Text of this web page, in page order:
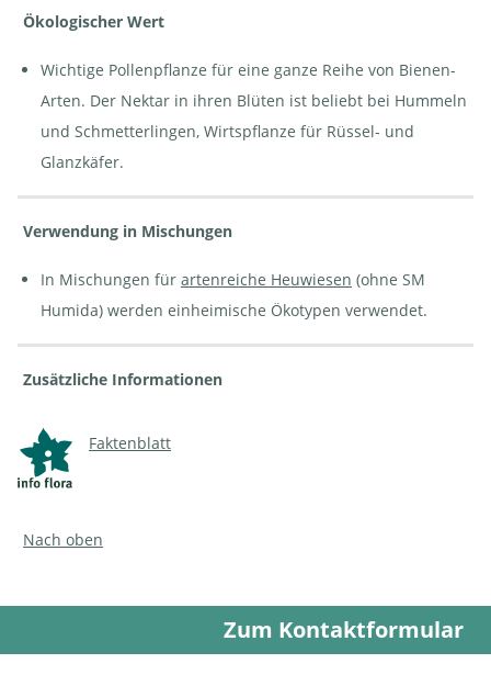
Ökologischer Wert
Wichtige Pollenpflanze für eine ganze Reihe von Bienen-
Arten. Der Nektar in ihren Blüten ist beliebt bei Hummeln
und Schmetterlingen, Wirtspflanze für Rüssel- und
Glanzkäfer.
Verwendung in Mischungen
In Mischungen für artenreiche Heuwiesen (ohne SM
Humida) werden einheimische Ökotypen verwendet.
Zusätzliche Informationen
Faktenblatt
Nach oben
Zum Kontaktformular